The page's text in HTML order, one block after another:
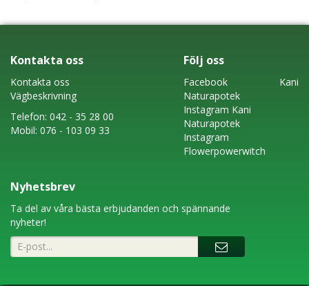
Kontakta oss
Kontakta oss
Vägbeskrivning
Telefon: 042 - 35 28 00
Mobil: 076 - 103 09 33
Följ oss
FacebookKani
Naturapotek
Instagram Kani
Naturapotek
Instagram
Flowerpowerwitch
Nyhetsbrev
Ta del av våra bästa erbjudanden och spännande
nyheter!